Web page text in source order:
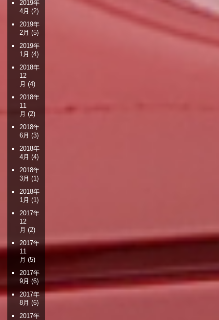
2019年
4月 (2)
2019年
2月 (5)
2019年
1月 (4)
2018年
12
月 (4)
2018年
11
月 (2)
2018年
6月 (3)
2018年
4月 (4)
2018年
3月 (1)
2018年
1月 (1)
2017年
12
月 (2)
2017年
11
月 (5)
2017年
9月 (6)
2017年
8月 (6)
2017年